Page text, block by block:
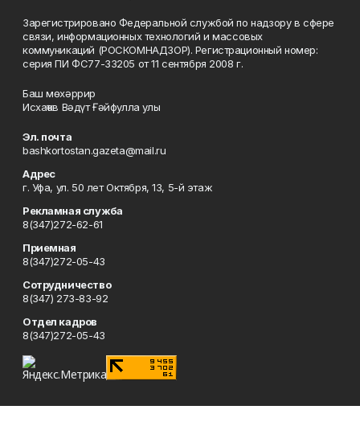
Зарегистрировано Федеральной службой по надзору в сфере
связи, информационных технологий и массовых
коммуникаций (РОСКОМНАДЗОР). Регистрационный номер:
серия ПИ ФС77-33205 от 11 сентября 2008 г.
Баш мөхәррир
Исхаҡов Вәдүт Ғәйфулла улы
Эл. почта
bashkortostan.gazeta@mail.ru
Адрес
г. Уфа, ул. 50 лет Октября, 13, 5-й этаж
Рекламная служба
8(347)272-62-61
Приемная
8(347)272-05-43
Сотрудничество
8(347) 273-83-92
Отдел кадров
8(347)272-05-43